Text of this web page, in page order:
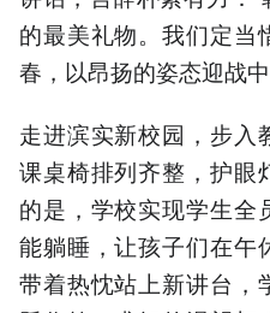
的最美礼物。我们定当
春，以昂扬的姿态迎战
走进滨实新校园，步入
课桌椅排列齐整，护眼
的是，学校实现学生全
能躺睡，让孩子们在午
带着热忱站上新讲台，